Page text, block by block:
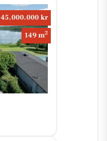
45.000.000 kr
149 m2